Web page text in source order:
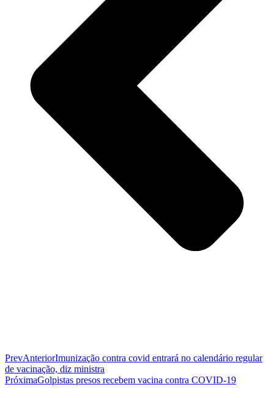
PrevAnteriorImunização contra covid entrará no calendário regular
de vacinação, diz ministra
PróximaGolpistas presos recebem vacina contra COVID-19